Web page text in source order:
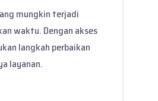
mungkin terjadi
waktu. Dengan akses
langkah perbaikan
layanan.